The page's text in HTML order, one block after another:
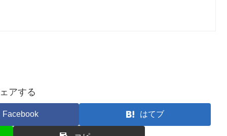
アする
Facebook はてブ